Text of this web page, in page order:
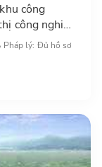
công
công nghiệp
hội, sản
Pháp lý: Đủ hồ sơ